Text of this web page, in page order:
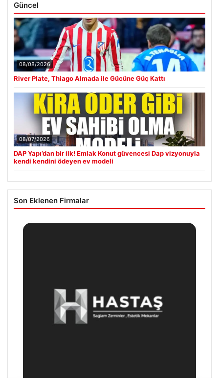
Güncel
08/08/2026
River Plate, Thiago Almada ile Gücüne Güç Kattı
08/07/2026
DAP Yapı’dan bir ilk! Emlak Konut güvencesi Dap vizyonuyla
kendi kendini ödeyen ev modeli
Son Eklenen Firmalar